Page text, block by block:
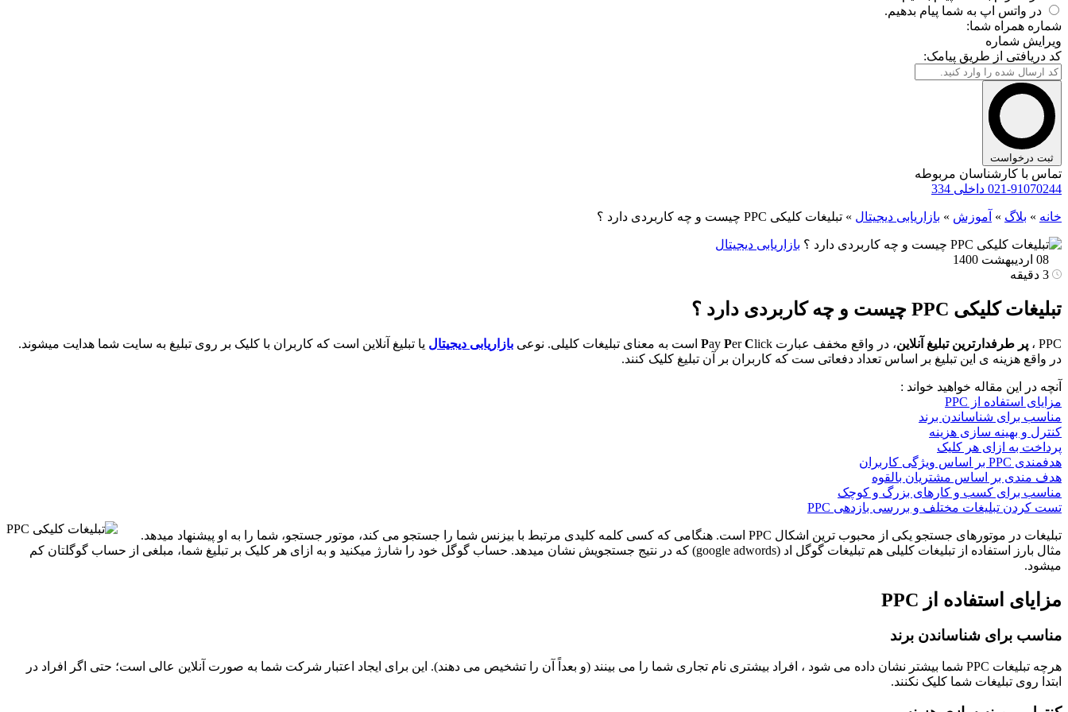
در واتس اپ به شما پیام بدهیم.
شماره همراه شما:
ویرایش شماره
کد دریافتی از طریق پیامک:
ثبت درخواست
تماس با کارشناسان مربوطه
021-91070244 داخلی 334
خانه » بلاگ » آموزش » بازاریابی دیجیتال » تبلیغات کلیکی PPC چیست و چه کاربردی دارد ؟
بازاریابی دیجیتال
08 اردیبهشت 1400
تبلیغات کلیکی PPC چیست و چه کاربردی دارد ؟
PPC ، پر طرفدارترین تبلیغ آنلاین، در واقع مخفف عبارت Pay PerClick است به معنای تبلیغات کلیلی. نوعی بازاریابی دیجیتال یا تبلیغ آنلاین است که کاربران با کلیک بر روی تبلیغ به سایت شما هدایت میشوند.
در واقع هزینه ی این تبلیغ بر اساس تعداد دفعاتی ست که کاربران بر آن تبلیغ کلیک کنند.
آنچه در این مقاله خواهید خواند :
مزایای استفاده از PPC
مناسب برای شناساندن برند
کنترل و بهینه سازی هزینه
پرداخت به ازای هر کلیک
هدفمندی PPC بر اساس ویژگی کاربران
هدف مندی بر اساس مشتریان بالقوه
مناسب برای کسب و کارهای بزرگ و کوچک
تست کردن تبلیغات مختلف و بررسی بازدهی PPC
تبلیغات در موتورهای جستجو یکی از محبوب ترین اشکال PPC است. هنگامی که کسی کلمه کلیدی مرتبط با بیزنس شما را جستجو می کند، موتور جستجو، شما را به او پیشنهاد میدهد.
مثال بارز استفاده از تبلیغات کلیلی هم تبلیغات گوگل اد (google adwords) که در نتیج جستجویش نشان میدهد. حساب گوگل خود را شارژ میکنید و به ازای هر کلیک بر تبلیغ شما، مبلغی از حساب گوگلتان کم
میشود.
مزایای استفاده از PPC
مناسب برای شناساندن برند
هرچه تبلیغات PPC شما بیشتر نشان داده می شود ، افراد بیشتری نام تجاری شما را می بینند (و بعداً آن را تشخیص می دهند). این برای ایجاد اعتبار شرکت شما به صورت آنلاین عالی است؛ حتی اگر افراد در
ابتدا روی تبلیغات شما کلیک نکنند.